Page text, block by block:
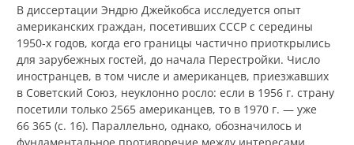
В диссертации Эндрю Джейкобса исследуется опыт
американских граждан, посетивших СССР с середины
1950‑х годов, когда его границы частично приоткрылись
для зарубежных гостей, до начала Перестройки. Число
иностранцев, в том числе и американцев, приезжавших
в Советский Союз, неуклонно росло: если в 1956 г. страну
посетили только 2565 американцев, то в 1970 г. — уже
66 365 (с. 16). Параллельно, однако, обозначилось и